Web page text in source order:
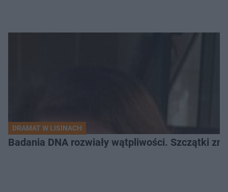
DRAMAT W LISINACH
Badania DNA rozwiały wątpliwości. Szczątki